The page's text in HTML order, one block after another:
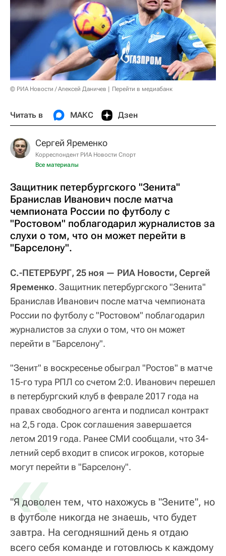
© РИА Новости / Алексей Даничев Перейти в медиабанк
Читать в МАКС Дзен
Сергей Яременко
Корреспондент РИА Новости Спорт
Все материалы
Защитник петербургского "Зенита"
Бранислав Иванович после матча
чемпионата России по футболу с
"Ростовом" поблагодарил журналистов за
слухи о том, что он может перейти в
"Барселону".
С.-ПЕТЕРБУРГ, 25 ноя — РИА Новости, Сергей
Яременко. Защитник петербургского "Зенита"
Бранислав Иванович после матча чемпионата
России по футболу с "Ростовом" поблагодарил
журналистов за слухи о том, что он может
перейти в "Барселону".
"Зенит" в воскресенье обыграл "Ростов" в матче
15-го тура РПЛ со счетом 2:0. Иванович перешел
в петербургский клуб в феврале 2017 года на
правах свободного агента и подписал контракт
на 2,5 года. Срок соглашения завершается
летом 2019 года. Ранее СМИ сообщали, что 34-
летний серб входит в список игроков, которые
могут перейти в "Барселону".
«
"Я доволен тем, что нахожусь в "Зените", но
в футболе никогда не знаешь, что будет
завтра. На сегодняшний день я отдаю
всего себя команде и готовлюсь к каждому